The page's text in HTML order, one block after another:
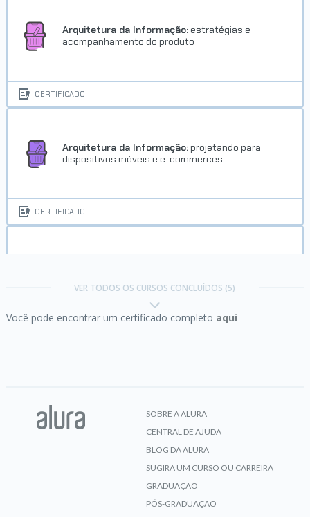
Arquitetura da Informação: estratégias e
acompanhamento do produto
CERTIFICADO
Arquitetura da Informação: projetando para
dispositivos móveis e e-commerces
CERTIFICADO
VER TODOS OS CURSOS CONCLUÍDOS (5)
Você pode encontrar um certificado completo aqui
SOBRE A ALURA
CENTRAL DE AJUDA
BLOG DA ALURA
SUGIRA UM CURSO OU CARREIRA
GRADUAÇÃO
PÓS-GRADUAÇÃO